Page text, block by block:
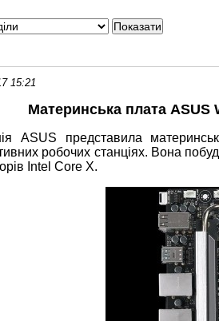
15:21
Материнська плата ASUS
ASUS представила
робочих станціях. Вона
Intel Core X.